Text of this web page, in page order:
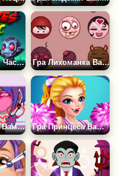
Гра Вампіри і Часник Гра Лихоманка Вампіра
Гра Самотній Вампір за 100 Метрів Від Вас Гра Принцеса Вампірів Чирлідерка